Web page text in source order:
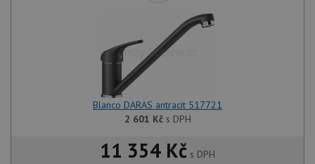
Blanco DARAS antracit 517721
2 601 Kčs DPH
11 354 Kč s DPH